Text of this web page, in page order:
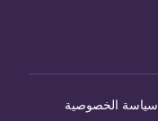
سياسة الخصوصية